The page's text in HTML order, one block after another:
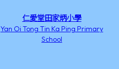
仁愛堂田家炳小學
Yan Oi Tong Tin Ka Ping Primary
School